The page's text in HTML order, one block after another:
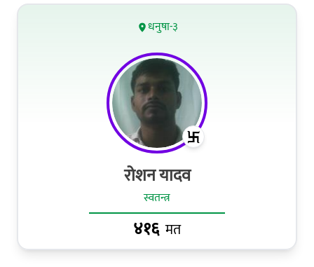
धनुषा-३
रोशन यादव
स्वतन्त्र
४१६ मत